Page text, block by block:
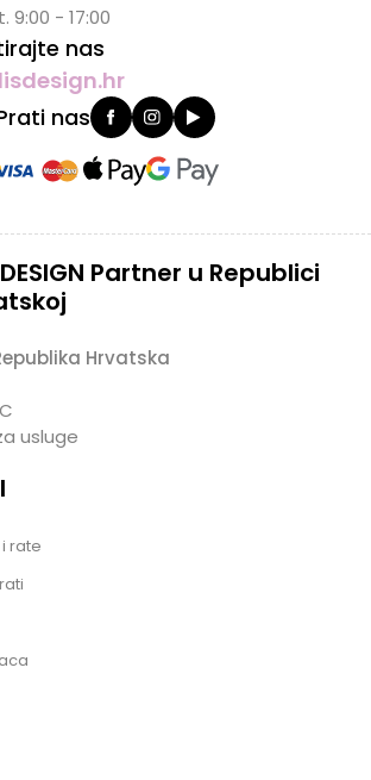
9:00 - 17:00
nas
nas
DESIGN Partner u Republici
Hrvatska
usluge
rate